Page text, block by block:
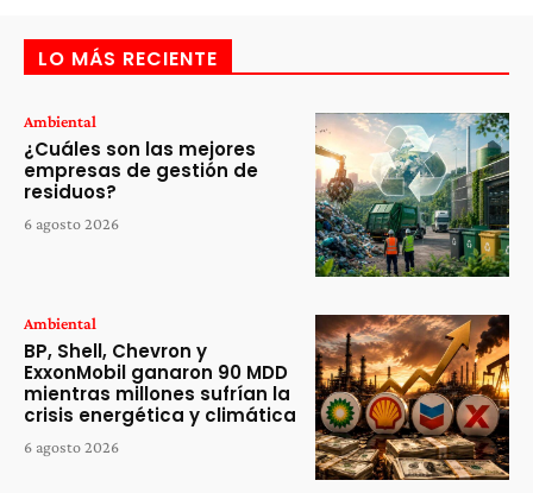
LO MÁS RECIENTE
Ambiental
¿Cuáles son las mejores
empresas de gestión de
residuos?
6 agosto 2026
Ambiental
BP, Shell, Chevron y
ExxonMobil ganaron 90 MDD
mientras millones sufrían la
crisis energética y climática
6 agosto 2026